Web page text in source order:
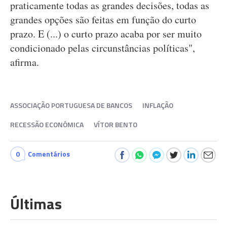
praticamente todas as grandes decisões, todas as
grandes opções são feitas em função do curto
prazo. E (...) o curto prazo acaba por ser muito
condicionado pelas circunstâncias políticas",
afirma.
ASSOCIAÇÃO PORTUGUESA DE BANCOS
INFLAÇÃO
RECESSÃO ECONÓMICA
VÍTOR BENTO
0 Comentários
Últimas